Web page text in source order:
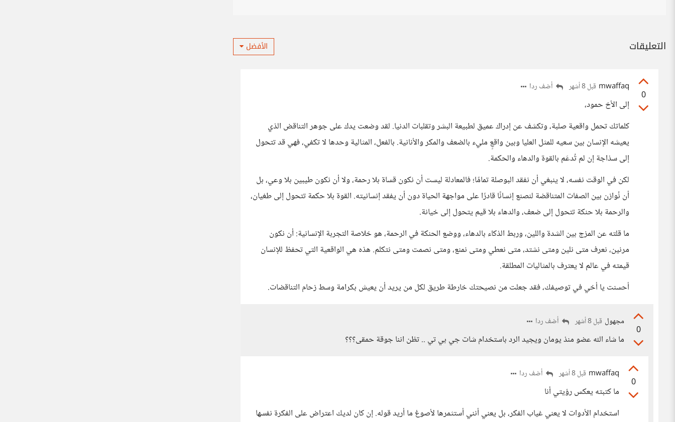
التعليقات الأفضل
0
mwaffaq قبل 8 أشهر أضف ردا
إلى الأخ حمود،
كلماتك تحمل واقعية صلبة، وتكشف عن إدراك عميق لطبيعة البشر وتقلبات الدنيا. لقد وضعت يدك على جوهر التناقض الذي
يعيشه الإنسان بين سعيه للمثل العليا وبين واقعٍ مليء بالضعف والمكر والأنانية. بالفعل، المثالية وحدها لا تكفي، فهي قد تتحول
إلى سذاجة إن لم تُدعَم بالقوة والدهاء والحكمة.
لكن في الوقت نفسه، لا ينبغي أن نفقد البوصلة تمامًا؛ فالمعادلة ليست أن نكون قساة بلا رحمة، ولا أن نكون طيبين بلا وعي، بل
أن نُوازن بين الصفات المتناقضة لنصنع إنسانًا قادرًا على مواجهة الحياة دون أن يفقد إنسانيته. القوة بلا حكمة تتحول إلى طغيان،
والرحمة بلا حنكة تتحول إلى ضعف، والدهاء بلا قيم يتحول إلى خيانة.
ما قلته عن المزج بين الشدة واللين، وربط الذكاء بالدهاء، ووضع الحنكة في الرحمة، هو خلاصة التجربة الإنسانية: أن نكون
مرنين، نعرف متى نلين ومتى نشتد، متى نعطي ومتى نمنع، ومتى نصمت ومتى نتكلم. هذه هي الواقعية التي تحفظ للإنسان
قيمته في عالم لا يعترف بالمثاليات المطلقة.
أحسنت يا أخي في توصيفك، فقد جعلت من نصيحتك خارطة طريق لكل من يريد أن يعيش بكرامة وسط زحام التناقضات.
0
مجهول قبل 8 أشهر أضف ردا
ما شاء الله عضو منذ يومان ويجيد الرد باستخدام شات جي بي تي .. تظن اننا جوقة حمقى؟؟؟
0
mwaffaq قبل 8 أشهر أضف ردا
ما كتبته يعكس رؤيتي أنا
استخدام الأدوات لا يعني غياب الفكر، بل يعني أنني أستثمرها لأصوغ ما أريد قوله. إن كان لديك اعتراض على الفكرة نفسها